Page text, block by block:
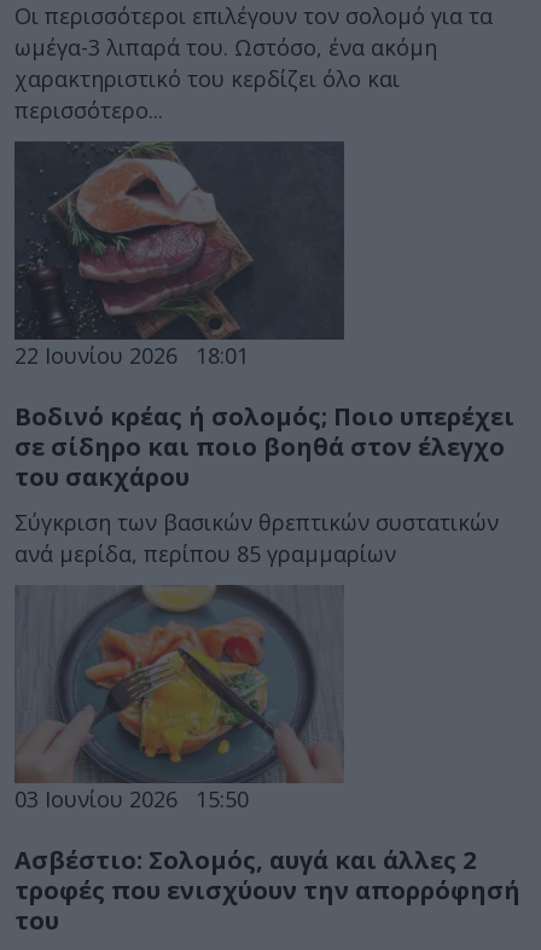
Οι περισσότεροι επιλέγουν τον σολομό για τα
ωμέγα-3 λιπαρά του. Ωστόσο, ένα ακόμη
χαρακτηριστικό του κερδίζει όλο και
περισσότερο...
22 Ιουνίου 2026 18:01
Βοδινό κρέας ή σολομός; Ποιo υπερέχει
σε σίδηρο και ποιo βοηθά στον έλεγχο
του σακχάρου
Σύγκριση των βασικών θρεπτικών συστατικών
ανά μερίδα, περίπου 85 γραμμαρίων
03 Ιουνίου 2026 15:50
Ασβέστιο: Σολομός, αυγά και άλλες 2
τροφές που ενισχύουν την απορρόφησή
του